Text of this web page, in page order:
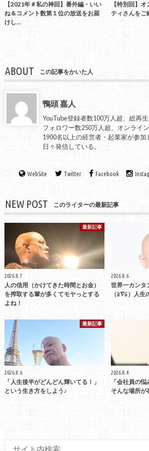
【2021年＃私の神回】番外編・いい
ね＆コメント数第１位の放送をお届
けし…
【特別回】
ティさんをご
ABOUT この記事をかいた人
鴨頭 嘉人
YouTube登録者数100万人超、総再
フォロワー数250万人超、オンライ
1900名以上の経営者・起業家が参
日々発信している。
WebSite Twitter Facebook
NEW POST このライターの最新記事
最新記事
2026.8.7
人の信用（かけてきた時間とお金）
を搾取する輩が多くてモヤっとする
よね！
2026.8.6
世界一カンタ
（≧∇≦）人生
最新記事
2026.8.6
「人生後半がどんどん輝いてる！」
という生き方をしよう♪
2026.8.4
「会社員の
そんな場所が